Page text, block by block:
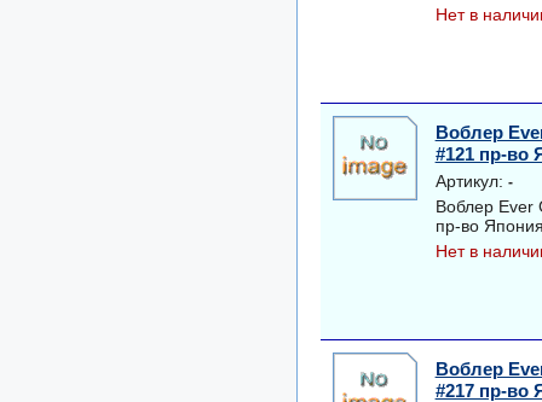
Нет в
Воблер
#121 пр-во
Артикул: -
Воблер Ever
пр-во
Нет в
Воблер
#217 пр-во